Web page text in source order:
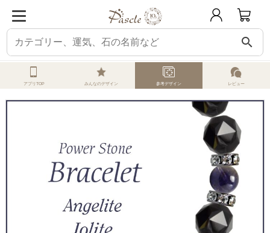
search
ホーム オーダーメイド 参考デザイン エンジェライト エンジェライト
アプリTOP みんなのデザイン 参考デザイン レビュー